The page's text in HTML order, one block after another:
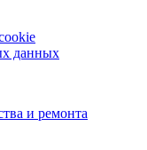
данных
и ремонта